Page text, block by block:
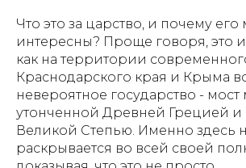
Что это за царство, и почему его
интересны? Проще говоря, это
как на территории
Краснодарского края и Крыма
невероятное государство -
утонченной Древней Грецией и
Великой Степью. Именно здесь
раскрывается во всей своей